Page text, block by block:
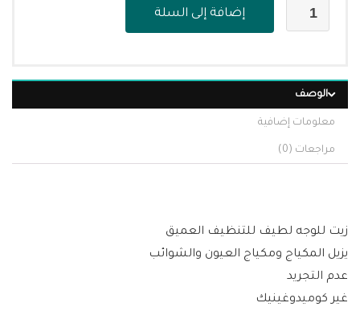
إضافة إلى السلة
الوصف
معلومات إضافية
مراجعات (0)
زيت للوجه لطيف للتنظيف العميق
يزيل المكياج ومكياج العيون والشوائب
عدم التجريد
غير كوميدوغينيك